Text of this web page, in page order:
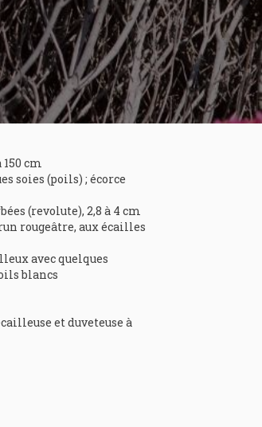
150 cm
soies (poils) ; écorce
(revolute), 2,8 à 4 cm
rougeâtre, aux écailles
avec quelques
blancs
et duveteuse à